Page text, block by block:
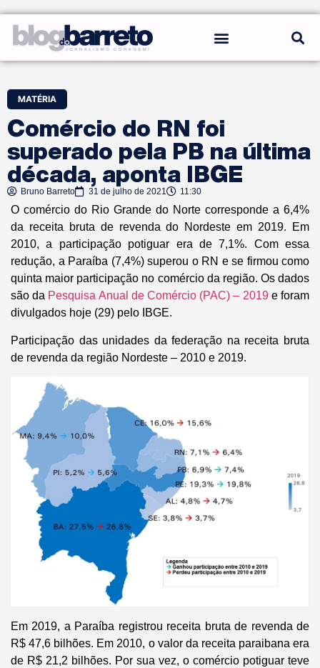
MATÉRIA
Comércio do RN foi
superado pela PB na última
década, aponta IBGE
Bruno Barreto 31 de julho de 2021 11:30
O comércio do Rio Grande do Norte corresponde a 6,4%
da receita bruta de revenda do Nordeste em 2019. Em
2010, a participação potiguar era de 7,1%. Com essa
redução, a Paraíba (7,4%) superou o RN e se firmou como
quinta maior participação no comércio da região. Os dados
são da Pesquisa Anual de Comércio (PAC) – 2019e foram
divulgados hoje (29) pelo IBGE.
Participação das unidades da federação na receita bruta
de revenda da região Nordeste – 2010 e 2019.
Em 2019, a Paraíba registrou receita bruta de revenda de
R$ 47,6 bilhões. Em 2010, o valor da receita paraibana era
de R$ 21,2 bilhões. Por sua vez, o comércio potiguar teve